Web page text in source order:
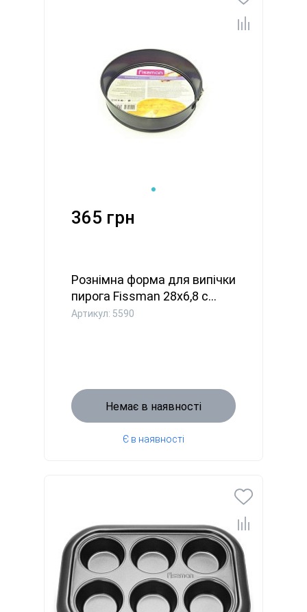
365 грн
Рознімна форма для випічки
пирога Fissman 28x6,8 с...
Артикул: 5590
Немає в наявності
Є в наявності